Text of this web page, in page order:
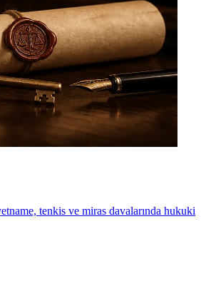
tenkis ve miras davalarında hukuki